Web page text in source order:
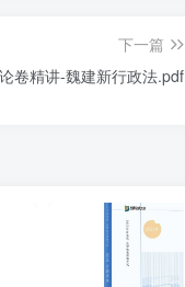
下一篇
卷精讲-魏建新行政法.pdf